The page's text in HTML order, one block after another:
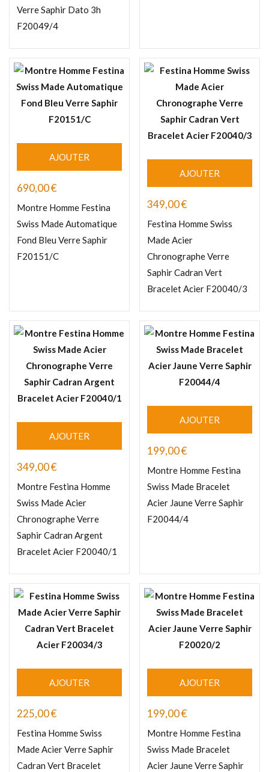
Verre Saphir Dato 3h
F20049/4
AJOUTER
690,00€
Montre Homme Festina
Swiss Made Automatique
Fond Bleu Verre Saphir
F20151/C
AJOUTER
349,00€
Festina Homme Swiss
Made Acier
Chronographe Verre
Saphir Cadran Vert
Bracelet Acier F20040/3
AJOUTER
349,00€
Montre Festina Homme
Swiss Made Acier
Chronographe Verre
Saphir Cadran Argent
Bracelet Acier F20040/1
AJOUTER
199,00€
Montre Homme Festina
Swiss Made Bracelet
Acier Jaune Verre Saphir
F20044/4
AJOUTER
225,00€
Festina Homme Swiss
Made Acier Verre Saphir
Cadran Vert Bracelet
AJOUTER
199,00€
Montre Homme Festina
Swiss Made Bracelet
Acier Jaune Verre Saphir